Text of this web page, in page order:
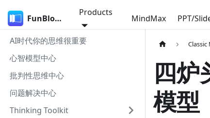
FunBlocks
Products
MindMax PPT/
AI时代你的思维很重要
心智模型中心
批判性思维中心
问题解决中心
Thinking Toolkit
四炉
模型